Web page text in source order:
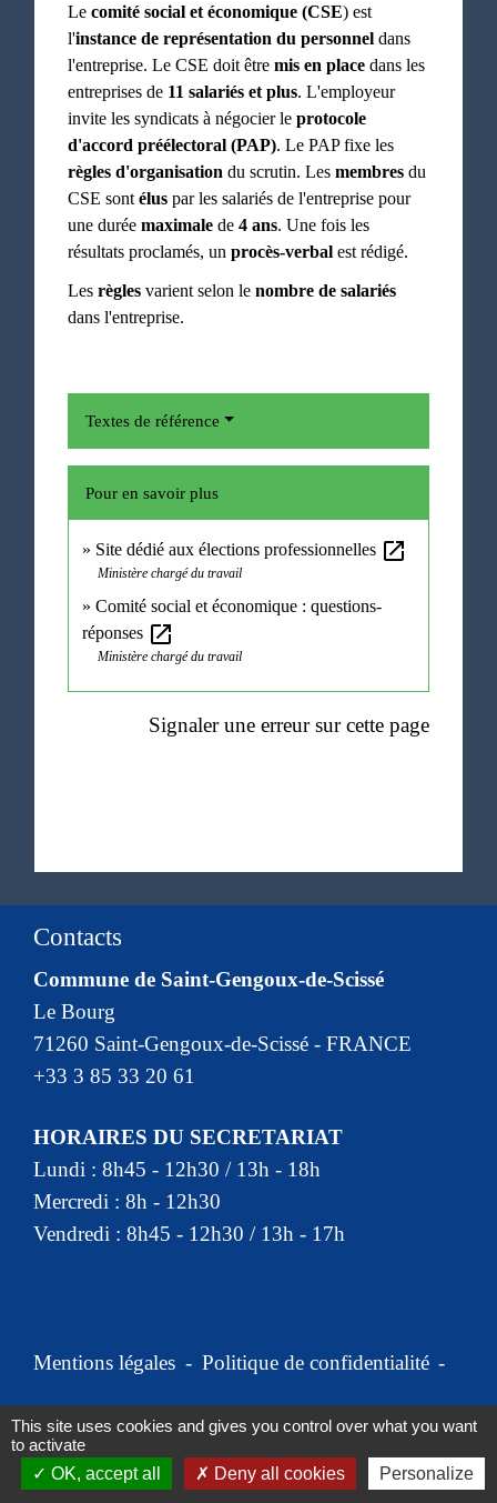
Lecomité social et économique (CSE) est
l'instance de représentation du personnel dans
l'entreprise. Le CSE doit êtremis en place dans les
entreprises de 11 salariés et plus. L'employeur
invite les syndicats à négocier leprotocole
d'accord préélectoral (PAP). Le PAP fixe les
règles d'organisation du scrutin. Lesmembresdu
CSE sontélus par les salariés de l'entreprise pour
une duréemaximale de4 ans. Une fois les
résultats proclamés, unprocès-verbal est rédigé.
Lesrègles varient selon lenombre de salariés
dans l'entreprise.
Textes de référence
Pour en savoir plus
Site dédié aux élections professionnelles open_in_new
Ministère chargé du travail
Comité social et économique : questions-
réponses open_in_new
Ministère chargé du travail
Signaler une erreur sur cette page
Contacts
Commune de Saint-Gengoux-de-Scissé
Le Bourg
71260 Saint-Gengoux-de-Scissé - FRANCE
+33 3 85 33 20 61
HORAIRES DU SECRETARIAT
Lundi : 8h45 - 12h30 / 13h - 18h
Mercredi : 8h - 12h30
Vendredi : 8h45 - 12h30 / 13h - 17h
Mentions légales - Politique de confidentialité -
Accessibilité Plan du site
Gestion des cookies
This site uses cookies and gives you control over what you want
to activate
OK, accept all
Deny all cookies Personalize